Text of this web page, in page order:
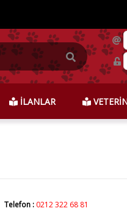
İLANLAR
Telefon : 0212 322 68 81